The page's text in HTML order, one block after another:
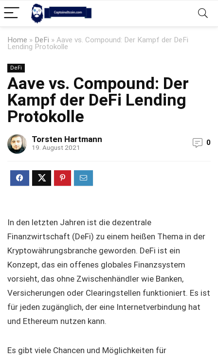
Home » DeFi » Aave vs. Compound: Der Kampf der DeFi
Lending Protokolle
DeFi
Aave vs. Compound: Der
Kampf der DeFi Lending
Protokolle
Torsten Hartmann
19. August 2021
0
In den letzten Jahren ist die dezentrale
Finanzwirtschaft (DeFi) zu einem heißen Thema in der
Kryptowährungsbranche geworden. DeFi ist ein
Konzept, das ein offenes globales Finanzsystem
vorsieht, das ohne Zwischenhändler wie Banken,
Versicherungen oder Clearingstellen funktioniert. Es ist
für jeden zugänglich, der eine Internetverbindung hat
und Ethereum nutzen kann.
Es gibt viele Chancen und Möglichkeiten für